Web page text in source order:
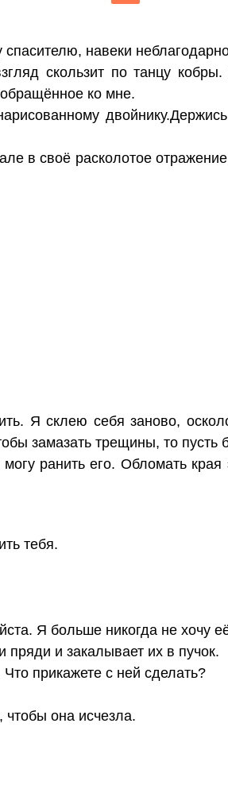
навеки
скользит по танцу
ко мне.
в своё расколотое
Я склею себя заново,
замазать трещины, то пусть
ранить его. Обломать
тебя.
Я больше никогда не хочу
пряди и закалывает их в пучок.
прикажете с ней сделать?
она исчезла.